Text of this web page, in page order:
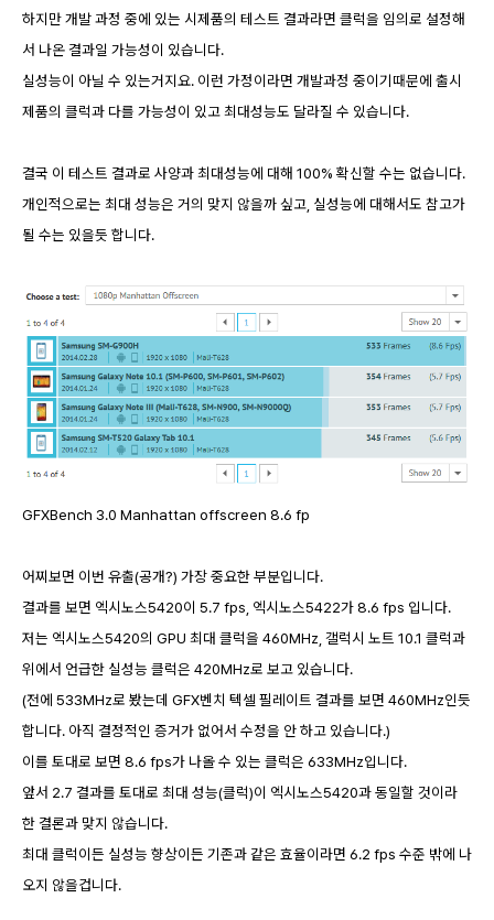
하지만 개발 과정 중에 있는 시제품의 테스트 결과라면 클럭을 임의로 설정해
서 나온 결과일 가능성이 있습니다.
실성능이 아닐 수 있는거지요. 이런 가정이라면 개발과정 중이기때문에 출시
제품의 클럭과 다를 가능성이 있고 최대성능도 달라질 수 있습니다.
결국 이 테스트 결과로 사양과 최대성능에 대해 100% 확신할 수는 없습니다.
개인적으로는 최대 성능은 거의 맞지 않을까 싶고, 실성능에 대해서도 참고가
될 수는 있을듯 합니다.
GFXBench 3.0 Manhattan offscreen 8.6 fp
어찌보면 이번 유출(공개?) 가장 중요한 부분입니다.
결과를 보면 엑시노스5420이 5.7 fps, 엑시노스5422가 8.6 fps 입니다.
저는 엑시노스5420의 GPU 최대 클럭을 460MHz, 갤럭시 노트 10.1 클럭과
위에서 언급한 실성능 클럭은 420MHz로 보고 있습니다.
(전에 533MHz로 봤는데 GFX벤치 텍셀 필레이트 결과를 보면 460MHz인듯
합니다. 아직 결정적인 증거가 없어서 수정을 안 하고 있습니다.)
이를 토대로 보면 8.6 fps가 나올 수 있는 클럭은 633MHz입니다.
앞서 2.7 결과를 토대로 최대 성능(클럭)이 엑시노스5420과 동일할 것이라
한 결론과 맞지 않습니다.
최대 클럭이든 실성능 향상이든 기존과 같은 효율이라면 6.2 fps 수준 밖에 나
오지 않을겁니다.